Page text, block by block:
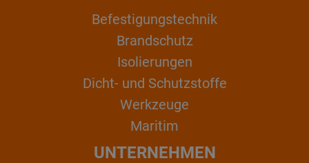
Befestigungstechnik
Brandschutz
Isolierungen
Dicht- und Schutzstoffe
Werkzeuge
Maritim
UNTERNEHMEN